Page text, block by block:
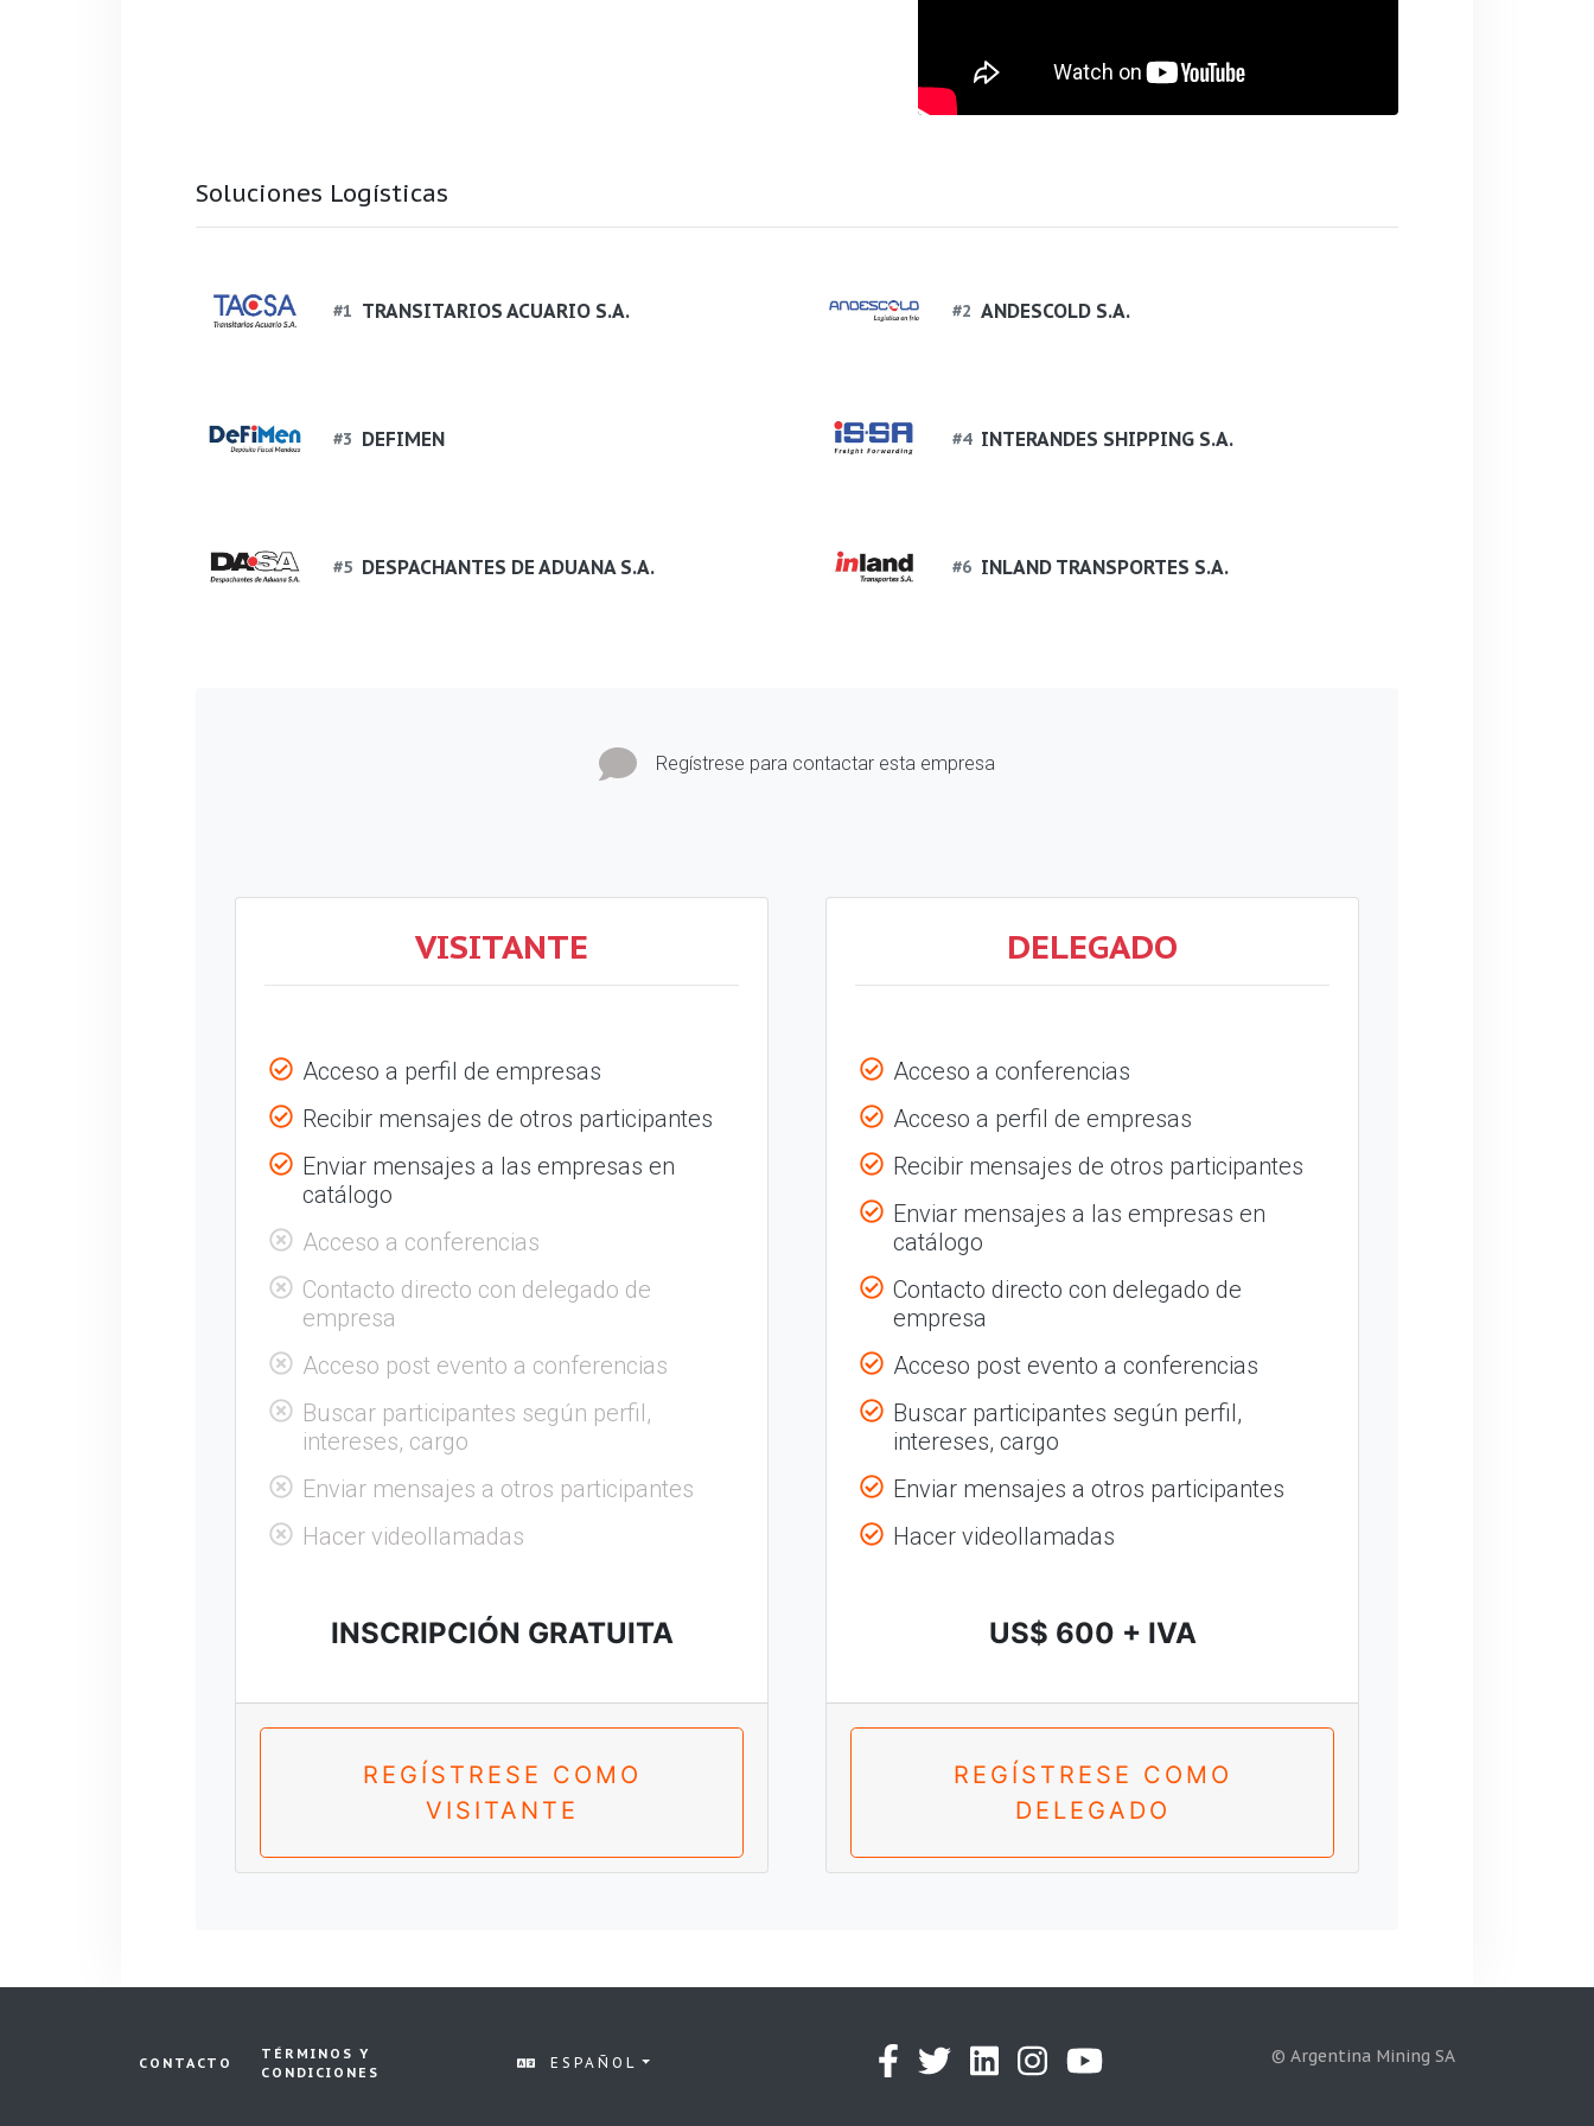
Soluciones Logísticas
#1 TRANSITARIOS ACUARIO S.A. #2 ANDESCOLD S.A.
#3 DEFIMEN #4 INTERANDES SHIPPING S.A.
#5 DESPACHANTES DE ADUANA S.A. #6 INLAND TRANSPORTES S.A.
Regístrese para contactar esta empresa
VISITANTE
Acceso a perfil de empresas
Recibir mensajes de otros participantes
Enviar mensajes a las empresas en
catálogo
Acceso a conferencias
Contacto directo con delegado de
empresa
Acceso post evento a conferencias
Buscar participantes según perfil,
intereses, cargo
Enviar mensajes a otros participantes
Hacer videollamadas
INSCRIPCIÓN GRATUITA
REGÍSTRESE COMO
VISITANTE
DELEGADO
Acceso a conferencias
Acceso a perfil de empresas
Recibir mensajes de otros participantes
Enviar mensajes a las empresas en
catálogo
Contacto directo con delegado de
empresa
Acceso post evento a conferencias
Buscar participantes según perfil,
intereses, cargo
Enviar mensajes a otros participantes
Hacer videollamadas
US$ 600 + IVA
REGÍSTRESE COMO
DELEGADO
CONTACTO
TÉRMINOS Y
CONDICIONES
ESPAÑOL © Argentina Mining SA